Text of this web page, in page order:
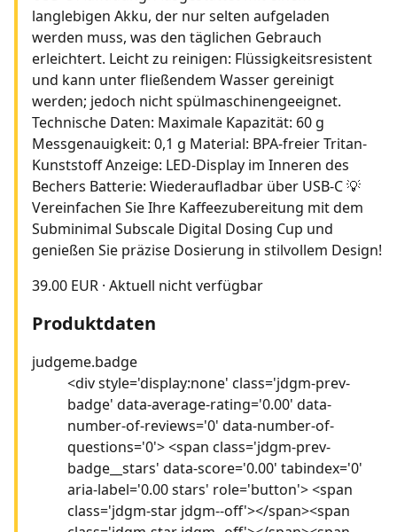
langlebigen Akku, der nur selten aufgeladen
werden muss, was den täglichen Gebrauch
erleichtert. Leicht zu reinigen: Flüssigkeitsresistent
und kann unter fließendem Wasser gereinigt
werden; jedoch nicht spülmaschinengeeignet.
Technische Daten: Maximale Kapazität: 60 g
Messgenauigkeit: 0,1 g Material: BPA-freier Tritan-
Kunststoff Anzeige: LED-Display im Inneren des
Bechers Batterie: Wiederaufladbar über USB-C 💡
Vereinfachen Sie Ihre Kaffeezubereitung mit dem
Subminimal Subscale Digital Dosing Cup und
genießen Sie präzise Dosierung in stilvollem Design!
39.00 EUR · Aktuell nicht verfügbar
Produktdaten
judgeme.badge
<div style='display:none' class='jdgm-prev-
badge' data-average-rating='0.00' data-
number-of-reviews='0' data-number-of-
questions='0'> <span class='jdgm-prev-
badge__stars' data-score='0.00' tabindex='0'
aria-label='0.00 stars' role='button'> <span
class='jdgm-star jdgm--off'></span><span